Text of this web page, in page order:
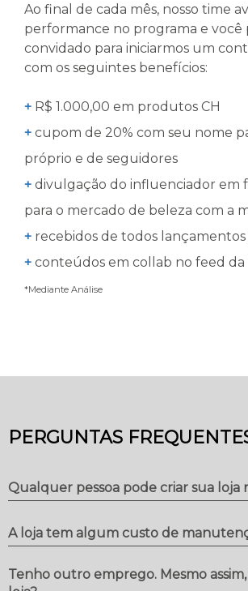
Ao final de cada mês, nosso time
performance no programa e você
convidado para iniciarmos um
com os seguintes benefícios:
+ R$ 1.000,00 em produtos CH
+ cupom de 20% com seu nome
próprio e de seguidores
+ divulgação do influenciador em
para o mercado de beleza com a
+ recebidos de todos lançamentos
+ conteúdos em collab no feed da
*Mediante Análise
PERGUNTAS
Qualquer pessoa pode criar sua loja
A loja tem algum custo de
Tenho outro emprego. Mesmo